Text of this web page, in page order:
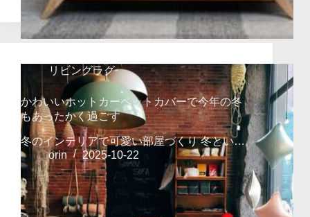
リビングラグ
かわいいホットカーペットカバーで今年の冬
もあったかく過ごす
冬のインテリアで可愛い部屋づくり 冬とい…
orin
2025-10-22